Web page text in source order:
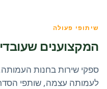
שיתופי פעולה
המקצוענים
ספקי שירות בחנות
לעמותה עצמה, שותפי